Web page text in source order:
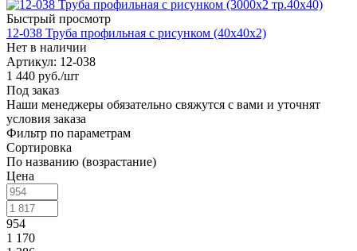
Быстрый просмотр
12-038 Труба профильная с рисунком (40х40х2)
Нет в наличии
Артикул: 12-038
1 440 руб./шт
Под заказ
Наши менеджеры обязательно свяжутся с вами и уточнят
условия заказа
Фильтр по параметрам
Сортировка
По названию (возрастание)
Цена
954
1 170